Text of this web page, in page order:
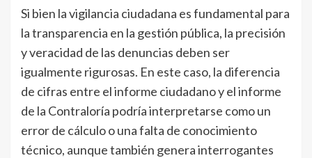
Si bien la vigilancia ciudadana es fundamental para
la transparencia en la gestión pública, la precisión
y veracidad de las denuncias deben ser
igualmente rigurosas. En este caso, la diferencia
de cifras entre el informe ciudadano y el informe
de la Contraloría podría interpretarse como un
error de cálculo o una falta de conocimiento
técnico, aunque también genera interrogantes